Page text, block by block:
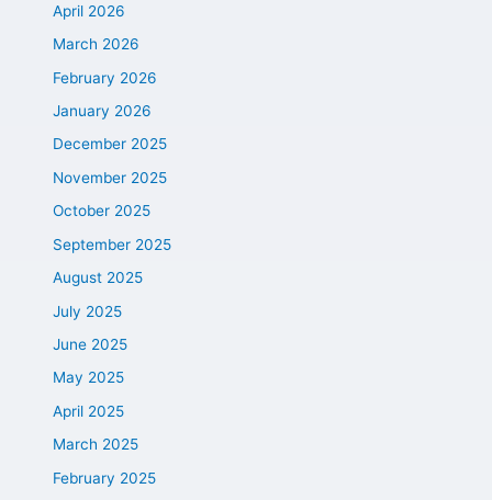
April 2026
March 2026
February 2026
January 2026
December 2025
November 2025
October 2025
September 2025
August 2025
July 2025
June 2025
May 2025
April 2025
March 2025
February 2025